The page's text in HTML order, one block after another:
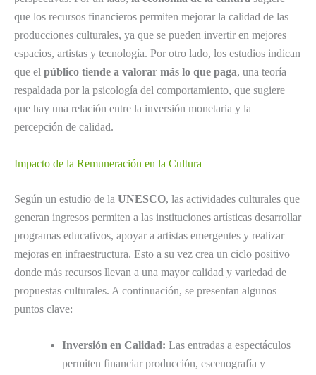
que los recursos financieros permiten mejorar la calidad de las
producciones culturales, ya que se pueden invertir en mejores
espacios, artistas y tecnología. Por otro lado, los estudios indican
que el público tiende a valorar más lo que paga, una teoría
respaldada por la psicología del comportamiento, que sugiere
que hay una relación entre la inversión monetaria y la
percepción de calidad.
Impacto de la Remuneración en la Cultura
Según un estudio de la UNESCO, las actividades culturales que
generan ingresos permiten a las instituciones artísticas desarrollar
programas educativos, apoyar a artistas emergentes y realizar
mejoras en infraestructura. Esto a su vez crea un ciclo positivo
donde más recursos llevan a una mayor calidad y variedad de
propuestas culturales. A continuación, se presentan algunos
puntos clave:
Inversión en Calidad: Las entradas a espectáculos
permiten financiar producción, escenografía y